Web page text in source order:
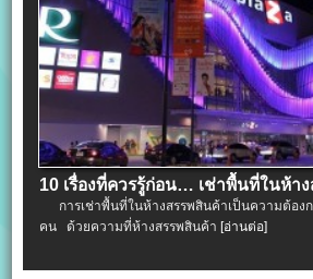
10 เรื่องที่ควรรู้ก่อน… เช่าพื้นที่ในห้า
การเช่าพื้นที่ในห้างสรรพสินค้าเป็นความต้อง
คน ด้วยความที่ห้างสรรพสินค้า[อ่านต่อ]